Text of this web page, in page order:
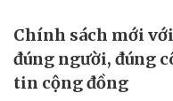
Chính sách mới
đúng người, đúng
tin cộng đồng